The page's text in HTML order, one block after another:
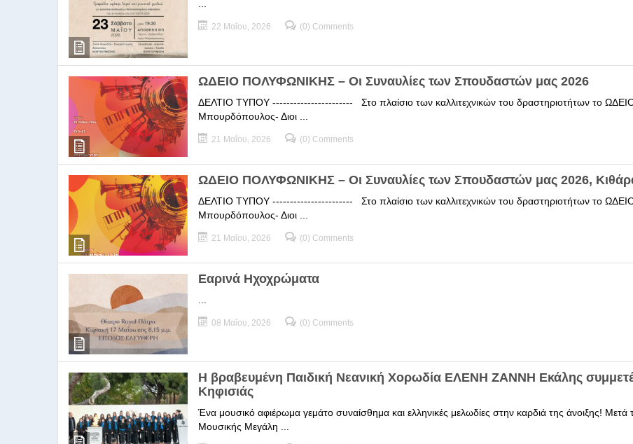
22 Μαΐου, 2026 (0) Comments
ΩΔΕΙΟ ΠΟΛΥΦΩΝΙΚΗΣ – Οι Συναυλίες των Σπουδαστών μας 2026
ΔΕΛΤΙΟ ΤΥΠΟΥ ----------------------- Στο πλαίσιο των καλλιτεχνικών του δραστηριοτήτων το
Μπουρδόπουλος- Διοι ...
21 Μαΐου, 2026 (0) Comments
ΩΔΕΙΟ ΠΟΛΥΦΩΝΙΚΗΣ – Οι Συναυλίες των Σπουδαστών μας 2026,
ΔΕΛΤΙΟ ΤΥΠΟΥ ----------------------- Στο πλαίσιο των καλλιτεχνικών του δραστηριοτήτων το
Μπουρδόπουλος- Διοι ...
21 Μαΐου, 2026 (0) Comments
Εαρινά Ηχοχρώματα
08 Μαΐου, 2026 (0) Comments
Η βραβευμένη Παιδική Νεανική Χορωδία ΕΛΕΝΗ ΖΑΝΝΗ Εκάλης
Κηφισιάς
Ένα μουσικό αφιέρωμα γεμάτο συναίσθημα και ελληνικές μελωδίες στην καρδιά της άνοιξης! Μετά
Μουσικής Μεγάλη ...